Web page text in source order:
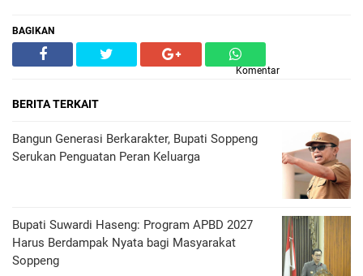
BAGIKAN
Komentar
BERITA TERKAIT
Bangun Generasi Berkarakter, Bupati Soppeng
Serukan Penguatan Peran Keluarga
Bupati Suwardi Haseng: Program APBD 2027
Harus Berdampak Nyata bagi Masyarakat
Soppeng